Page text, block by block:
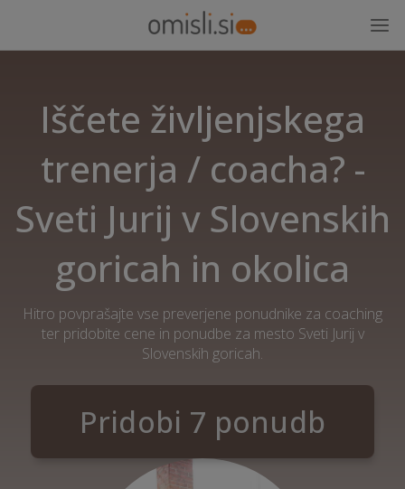
Iščete življenjskega
trenerja / coacha? -
Sveti Jurij v Slovenskih
goricah in okolica
Hitro povprašajte vse preverjene ponudnike za coaching
ter pridobite cene in ponudbe za mesto Sveti Jurij v
Slovenskih goricah.
Pridobi 7 ponudb